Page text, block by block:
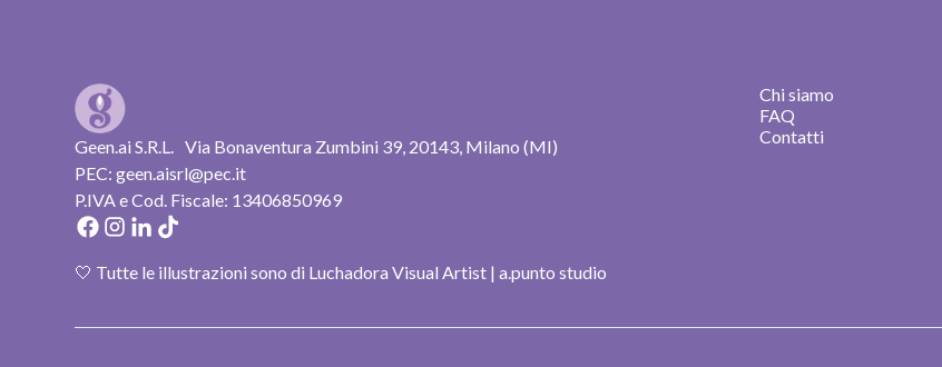
Geen.ai S.R.L. Via Bonaventura Zumbini 39, 20143, Milano (MI)
PEC: geen.aisrl@pec.it
P.IVA e Cod. Fiscale: 13406850969
Chi siamo
FAQ
Contatti
🤍 Tutte le illustrazioni sono di Luchadora Visual Artist | a.punto studio